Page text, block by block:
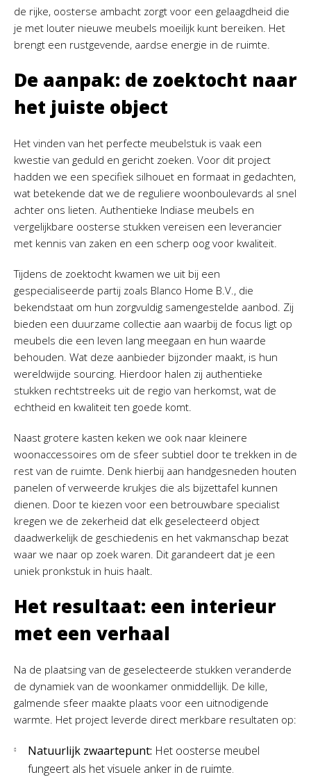
de rijke, oosterse ambacht zorgt voor een gelaagdheid die
je met louter nieuwe meubels moeilijk kunt bereiken. Het
brengt een rustgevende, aardse energie in de ruimte.
De aanpak: de zoektocht naar
het juiste object
Het vinden van het perfecte meubelstuk is vaak een
kwestie van geduld en gericht zoeken. Voor dit project
hadden we een specifiek silhouet en formaat in gedachten,
wat betekende dat we de reguliere woonboulevards al snel
achter ons lieten. Authentieke Indiase meubels en
vergelijkbare oosterse stukken vereisen een leverancier
met kennis van zaken en een scherp oog voor kwaliteit.
Tijdens de zoektocht kwamen we uit bij een
gespecialiseerde partij zoals Blanco Home B.V., die
bekendstaat om hun zorgvuldig samengestelde aanbod. Zij
bieden een duurzame collectie aan waarbij de focus ligt op
meubels die een leven lang meegaan en hun waarde
behouden. Wat deze aanbieder bijzonder maakt, is hun
wereldwijde sourcing. Hierdoor halen zij authentieke
stukken rechtstreeks uit de regio van herkomst, wat de
echtheid en kwaliteit ten goede komt.
Naast grotere kasten keken we ook naar kleinere
woonaccessoires om de sfeer subtiel door te trekken in de
rest van de ruimte. Denk hierbij aan handgesneden houten
panelen of verweerde krukjes die als bijzettafel kunnen
dienen. Door te kiezen voor een betrouwbare specialist
kregen we de zekerheid dat elk geselecteerd object
daadwerkelijk de geschiedenis en het vakmanschap bezat
waar we naar op zoek waren. Dit garandeert dat je een
uniek pronkstuk in huis haalt.
Het resultaat: een interieur
met een verhaal
Na de plaatsing van de geselecteerde stukken veranderde
de dynamiek van de woonkamer onmiddellijk. De kille,
galmende sfeer maakte plaats voor een uitnodigende
warmte. Het project leverde direct merkbare resultaten op:
Natuurlijk zwaartepunt: Het oosterse meubel
fungeert als het visuele anker in de ruimte.